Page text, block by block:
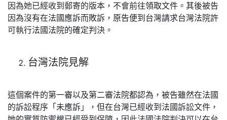
因為她已經收到郵寄的版本，不會前往領取文件。其後被告
因為沒有在法國應訴而敗訴，原告便到台灣請求台灣法院許
可執行法國法院的確定判決。
台灣法院見解
這個案件的第一審以及第二審法院都認為，被告雖然在法國
的訴訟程序「未應訴」，但在台灣已經收到法國訴訟文件，